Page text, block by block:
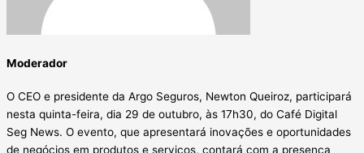
Moderador
O CEO e presidente da Argo Seguros, Newton Queiroz, participará
nesta quinta-feira, dia 29 de outubro, às 17h30, do Café Digital
Seg News. O evento, que apresentará inovações e oportunidades
de negócios em produtos e serviços, contará com a presença